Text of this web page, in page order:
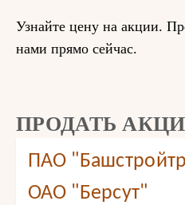
Узнайте цену на акции.
нами прямо сейчас.
ПРОДАТЬ
ПАО
ОАО "Берсут"